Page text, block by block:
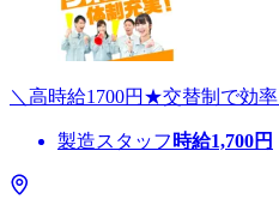
＼高時給1700円★交替制で効
製造スタッフ 時給1,700円